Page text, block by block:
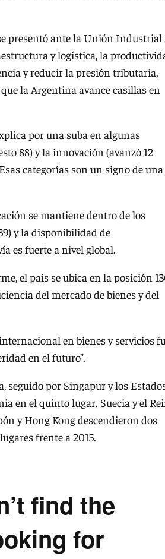
presentó ante la Unión Industrial
y logística, la
y reducir la presión tributaria,
la Argentina avance casillas en
por una suba en algunas
88) y la innovación (avanzó 12
categorías son un signo de una
se mantiene dentro de los
y la disponibilidad de
es fuerte a nivel global.
el país se ubica en la posición
del mercado de bienes y del
en bienes y servicios
en el futuro”.
seguido por Singapur y los
en el quinto lugar. Suecia y el
y Hong Kong descendieron dos
frente a 2015.